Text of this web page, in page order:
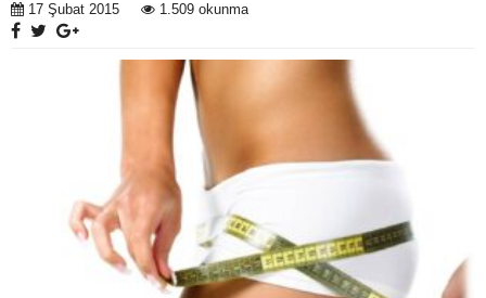
17 Şubat 2015 1.509 okunma